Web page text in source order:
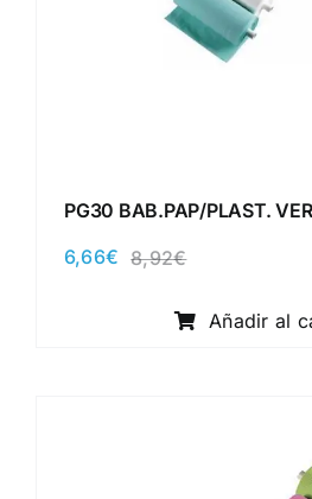
PG30 BAB.PAP/PLAST.
8,92€El
original
era:
6,66€
El
actual
es:
Añadir al